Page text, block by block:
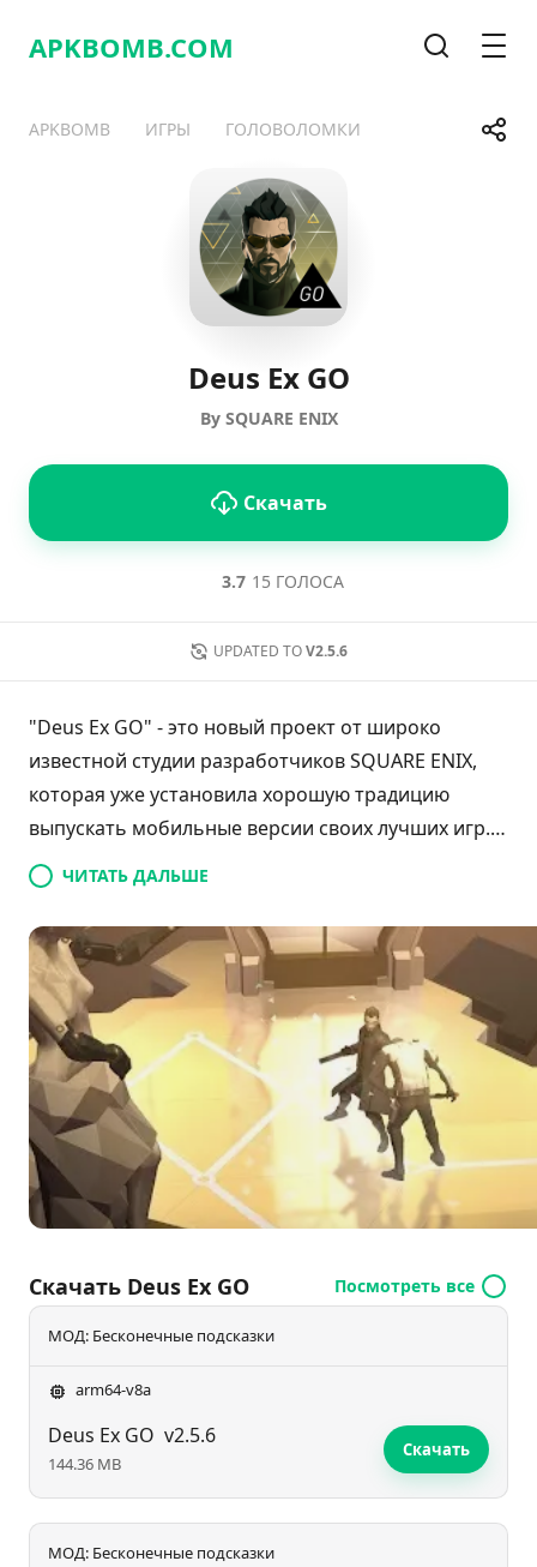
APKBOMB.COM
APKBOMB ИГРЫ ГОЛОВОЛОМКИ
TelegramFacebook
Deus Ex GO
By SQUARE ENIX
Скачать
3.7 15 ГОЛОСА
UPDATED TO V2.5.6
"Deus Ex GO" - это новый проект от широко
известной студии разработчиков SQUARE ENIX,
которая уже установила хорошую традицию
выпускать мобильные версии своих лучших игр.
На этот раз они переработали игровой процесс,
сделав основную упор на шаг за шагом
головоломки. Так, после таких успешных проектов
как "Lara Croft GO" и "Hitman GO", "Deus Ex:
Mankind Divided", вышла мобильная версия игры.
ЧИТАТЬ ДАЛЬШЕ
Скачать Deus Ex GO Посмотреть все
МОД: Бесконечные подсказки
arm64-v8a
Deus Ex GO v2.5.6
144.36 MB
Скачать
МОД: Бесконечные подсказки